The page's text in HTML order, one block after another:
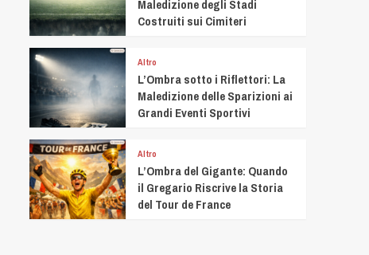
Maledizione degli Stadi
Costruiti sui Cimiteri
Altro
L’Ombra sotto i Riflettori: La
Maledizione delle Sparizioni ai
Grandi Eventi Sportivi
Altro
L’Ombra del Gigante: Quando
il Gregario Riscrive la Storia
del Tour de France